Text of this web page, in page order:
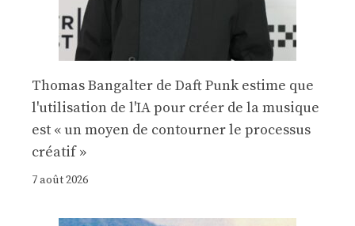
Thomas Bangalter de Daft Punk estime que
l'utilisation de l'IA pour créer de la musique
est « un moyen de contourner le processus
créatif »
7 août 2026